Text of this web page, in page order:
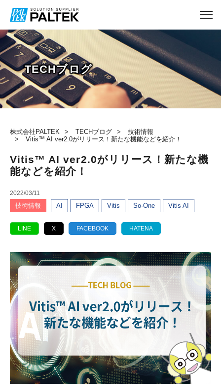
株式会社PALTEK TECHブログ
技術情報
Vitis™ AI ver2.0がリリース！新たな機能などを紹介！
TECHブログ
Vitis™ AI ver2.0がリリース！新たな機
能などを紹介！
2022/03/11
技術情報 AI FPGA Vitis So-One Vitis AI
LINE X FACEBOOK HATENA